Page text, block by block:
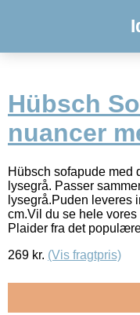
Hübsch
nuancer
Hübsch sofapude med
lysegrå. Passer
lysegrå.Puden leveres
cm.Vil du se hele
Plaider fra det
269 kr. (Vis fragtpris)